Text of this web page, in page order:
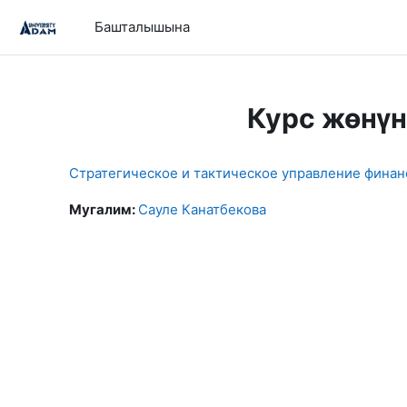
Башталышына
Курс
Стратегическое и тактическое управление
Мугалим: Сауле Канатбекова